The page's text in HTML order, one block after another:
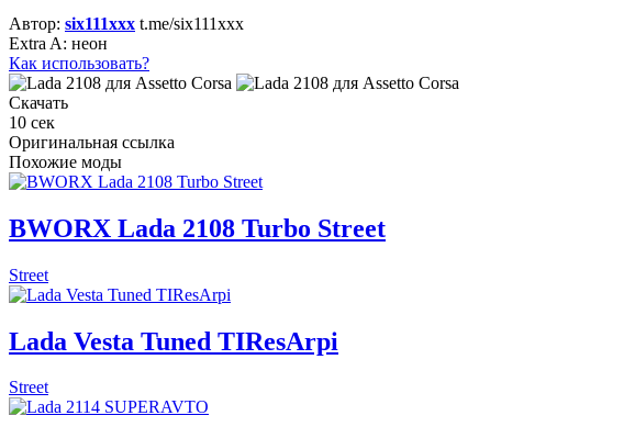
Автор: six111xxx t.me/six111xxx
Extra A: неон
Как использовать?
Скачать
10 сек
Оригинальная ссылка
Похожие моды
BWORX Lada 2108 Turbo Street
Street
Lada Vesta Tuned TIResArpi
Street